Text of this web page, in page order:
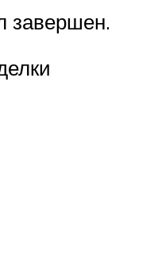
завершен.